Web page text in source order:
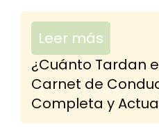
Leer más
¿Cuánto Tardan
Carnet de
Completa y